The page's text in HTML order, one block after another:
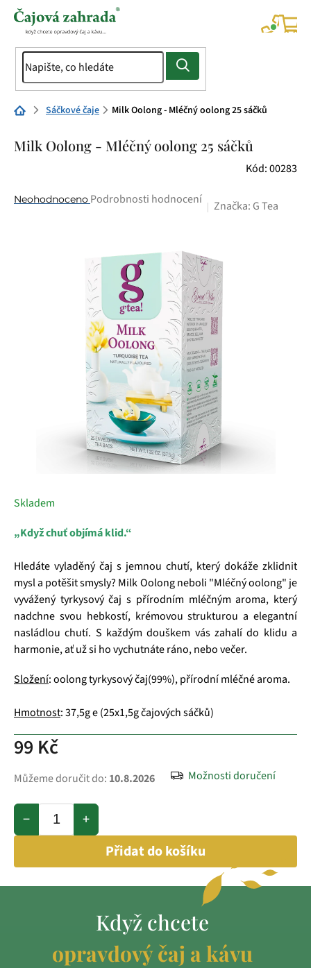
Přejít
Domů Sáčkové čaje Milk Oolong - Mléčný oolong 25 sáčků
Milk Oolong - Mléčný oolong 25 sáčků
Kód:00283
Průměrné
Neohodnoceno Podrobnosti hodnocení Značka: G Tea
99 Kč
Skladem
Můžeme doručit do: 10.8.2026 Možnosti doručení
+
−
Přidat do košíku
„Když chuť objímá klid.“
Hledáte vyladěný čaj s jemnou chutí, který dokáže zklidnit
mysl a potěšit smysly? Milk Oolong neboli "Mléčný oolong" je
vyvážený tyrkysový čaj s přírodním mléčným aroma, který
nadchne svou hebkostí, krémovou strukturou a elegantní
nasládlou chutí. S každým douškem vás zahalí do klidu a
harmonie, ať už si ho vychutnáte ráno, nebo večer.
Složení: oolong tyrkysový čaj(99%), přírodní mléčné aroma.
Hmotnost: 37,5g e (25x1,5g čajových sáčků)
Když chcete
opravdový čaj a kávu